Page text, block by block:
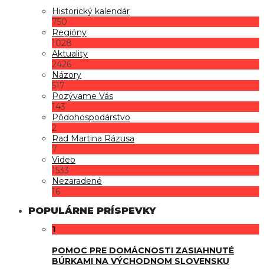
Historický kalendár
750
Regióny
1028
Aktuality
2426
Názory
517
Pozývame Vás
143
Pôdohospodárstvo
2
Rad Martina Rázusa
7
Video
1533
Nezaradené
16
POPULÁRNE PRÍSPEVKY
1
POMOC PRE DOMÁCNOSTI ZASIAHNUTÉ
BÚRKAMI NA VÝCHODNOM SLOVENSKU